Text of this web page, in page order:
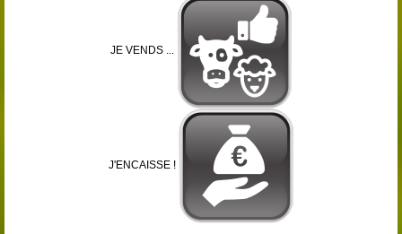
JE VENDS ...
J'ENCAISSE !